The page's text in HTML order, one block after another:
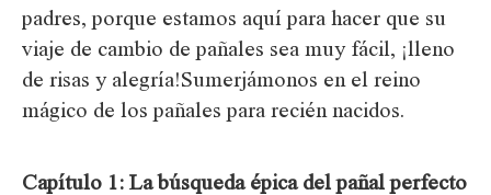
padres, porque estamos aquí para hacer que su
viaje de cambio de pañales sea muy fácil, ¡lleno
de risas y alegría!Sumerjámonos en el reino
mágico de los pañales para recién nacidos.
Capítulo 1: La búsqueda épica del pañal perfecto